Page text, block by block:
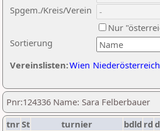
Sortierung
Spgem./Kreis/Verein
Nur
Vereinslisten:Wien Niederösterreich
Pnr:124336 Name: Sara Felberbauer
tnrSt turnier bdld rd